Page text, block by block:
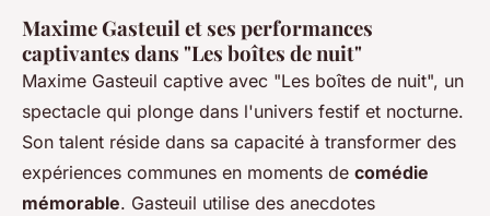
Maxime Gasteuil et ses performances
captivantes dans "Les boîtes de nuit"
Maxime Gasteuil captive avec "Les boîtes de nuit", un
spectacle qui plonge dans l'univers festif et nocturne.
Son talent réside dans sa capacité à transformer des
expériences communes en moments de comédie
mémorable. Gasteuil utilise des anecdotes